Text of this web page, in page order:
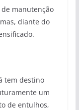
manutenção
diante do
tem destino
um
de entulhos,